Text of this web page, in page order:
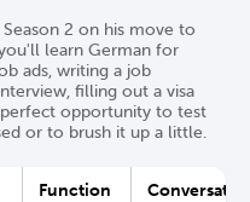
2 on his move to
learn German for
ads, writing a job
filling out a visa
opportunity to test
or to brush it up a little.
Function